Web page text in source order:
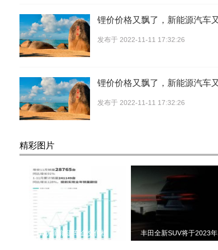
锂价价格又飘了，新能源汽车
发布于 2022-11-11 17:32:26
锂价价格又飘了，新能源汽车
发布于 2022-11-11 17:32:26
精彩图片
11月新能源车企交付榜 丰田全新SUV将于2023